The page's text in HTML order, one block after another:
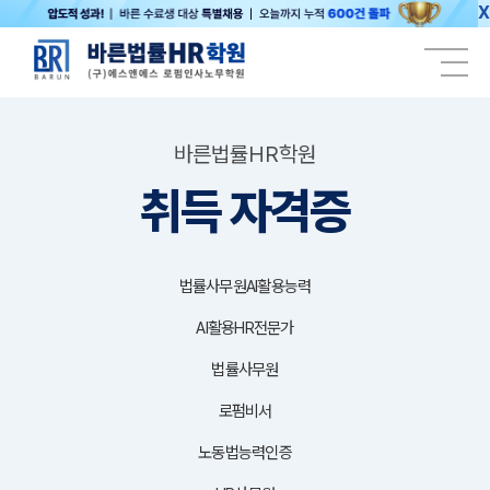
X
바른법률HR학원
취득 자격증
법률사무원AI활용능력
AI활용HR전문가
법률사무원
로펌비서
노동법능력인증